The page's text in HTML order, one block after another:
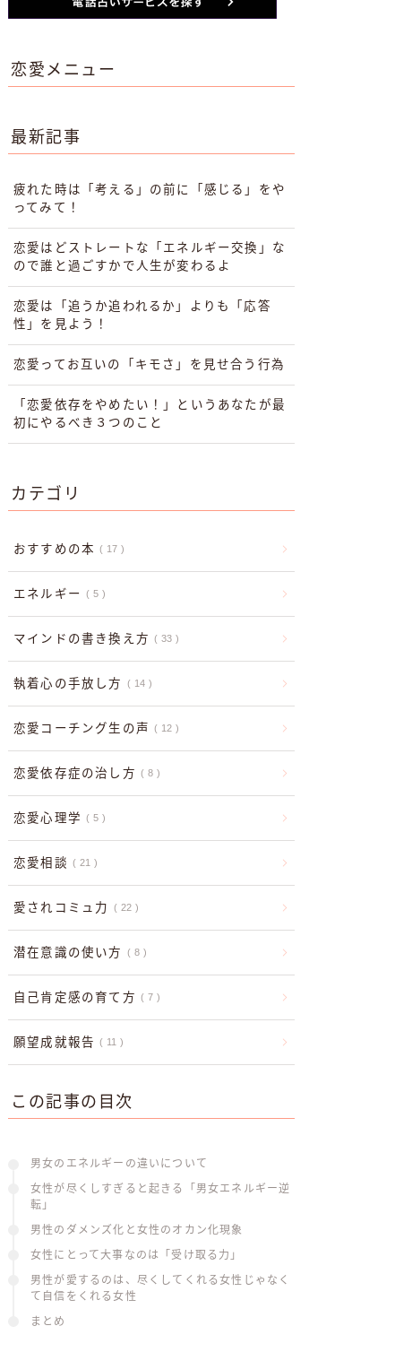
恋愛メニュー
最新記事
疲れた時は「考える」の前に「感じる」をや
ってみて！
恋愛はどストレートな「エネルギー交換」な
ので誰と過ごすかで人生が変わるよ
恋愛は「追うか追われるか」よりも「応答
性」を見よう！
恋愛ってお互いの「キモさ」を見せ合う行為
「恋愛依存をやめたい！」というあなたが最
初にやるべき３つのこと
カテゴリ
おすすめの本 17
エネルギー 5
マインドの書き換え方 33
執着心の手放し方 14
恋愛コーチング生の声 12
恋愛依存症の治し方 8
恋愛心理学 5
恋愛相談 21
愛されコミュ力 22
潜在意識の使い方 8
自己肯定感の育て方 7
願望成就報告 11
この記事の目次
男女のエネルギーの違いについて
女性が尽くしすぎると起きる「男女エネルギー逆
転」
男性のダメンズ化と女性のオカン化現象
女性にとって大事なのは「受け取る力」
男性が愛するのは、尽くしてくれる女性じゃなく
て自信をくれる女性
まとめ